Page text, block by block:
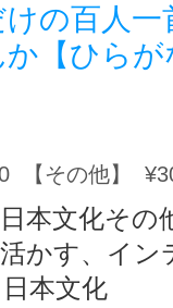
の百人一
【ひらが
【その他】
本文化その
かす、イン
本文化